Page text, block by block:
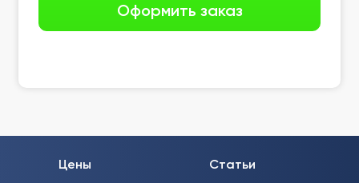
Цены
Статьи